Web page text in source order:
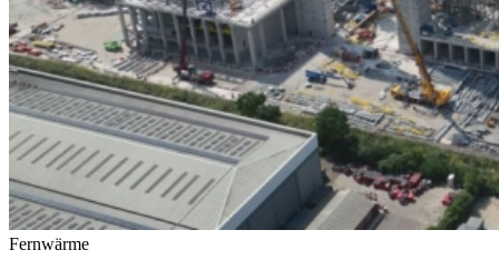
Fernwärme